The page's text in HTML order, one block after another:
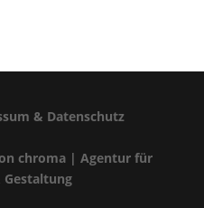
& Datenschutz
chroma | Agentur für
Gestaltung